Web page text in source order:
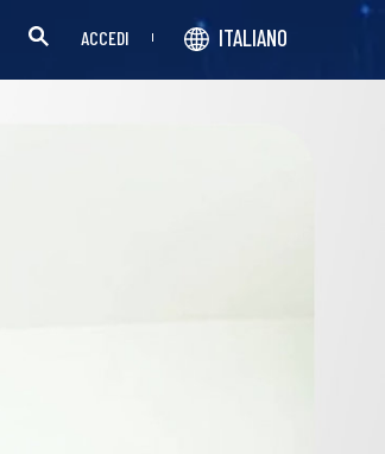
ACCEDI ITALIANO